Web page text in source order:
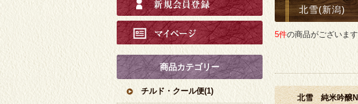
商品カテゴリー
チルド・クール便(1)
北雪(新潟)
5件の商品がございます
北雪 純米吟醸